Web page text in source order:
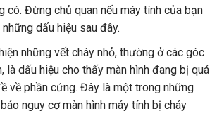
có. Đừng chủ quan nếu máy tính của bạn
dấu hiệu sau đây.
những vết cháy nhỏ, thường ở các góc
là dấu hiệu cho thấy màn hình đang bị quá
về phần cứng. Đây là một trong những
nguy cơ màn hình máy tính bị cháy